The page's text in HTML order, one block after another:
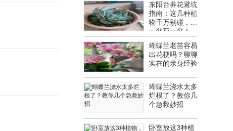
东阳台养花避坑
指南：这几种植
物千万别碰，养
一盆死一盆！
蝴蝶兰老苗容易
出花梗吗？聊聊
实在的亲身经验
蝴蝶兰浇水太多
烂根了？教你几
个急救妙招
卧室放这3种植